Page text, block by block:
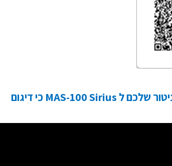
הגיע הזמן לשדרג את מערך הניטור שלכם ל MAS-100 Sirius כי דיגום